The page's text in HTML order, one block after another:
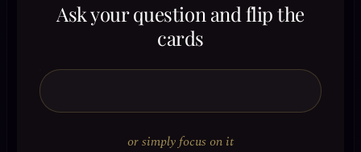
Ask your question and flip the
cards
or simply focus on it